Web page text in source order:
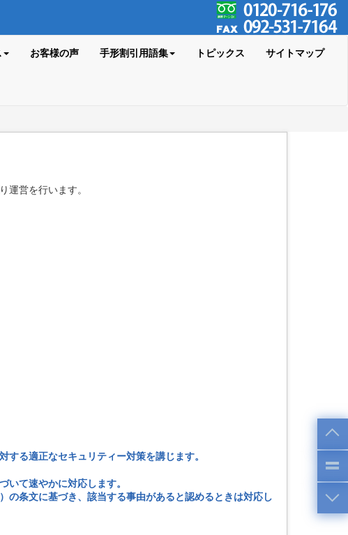
お客様の声 手形割引用語集 トピックス サイトマップ
営を行います。
る適正なセキュリティー対策を講じます。
いて速やかに対応します。
の条文に基づき、該当する事由があると認めるときは対応し